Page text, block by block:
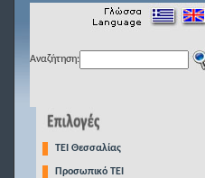
Αναζήτηση:
TEI Θεσσαλίας
Προσωπικό ΤΕΙ